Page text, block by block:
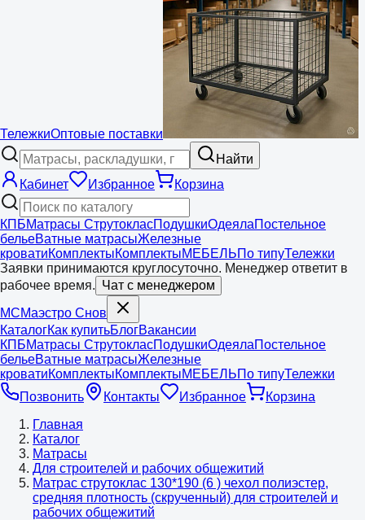
ТележкиОптовые поставки
Найти
Кабинет
Избранное Корзина
КПБМатрасы СтрутокласПодушкиОдеялаПостельное
бельеВатные матрасыЖелезные
кроватиКомплектыКомплектыМЕБЕЛЬПо типуТележки
Заявки принимаются круглосуточно. Менеджер ответит в
рабочее время. Чат с менеджером
МСМаэстро Снов
КаталогКак купитьБлогВакансии
КПБМатрасы СтрутокласПодушкиОдеялаПостельное
бельеВатные матрасыЖелезные
кроватиКомплектыКомплектыМЕБЕЛЬПо типуТележки
Позвонить
Контакты Избранное
Корзина
Главная
Каталог
Матрасы
Для строителей и рабочих общежитий
Матрас струтоклас 130*190 (6 ) чехол полиэстер,
средняя плотность (скрученный) для строителей и
рабочих общежитий